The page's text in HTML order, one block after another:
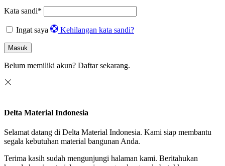
Kata sandi*
Ingat saya Kehilangan kata sandi?
Masuk
Belum memiliki akun? Daftar sekarang.
Delta Material Indonesia
Selamat datang di Delta Material Indonesia. Kami siap membantu
segala kebutuhan material bangunan Anda.
Terima kasih sudah mengunjungi halaman kami. Beritahukan